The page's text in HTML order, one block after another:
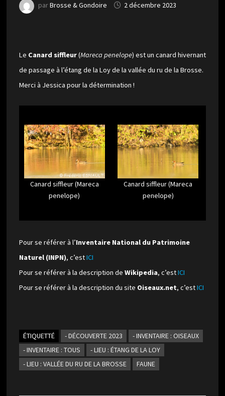
parBrosse & Gondoire 2 décembre 2023
Le Canard siffleur(Mareca penelope) est un canard hivernant
de passage à l’étang de la Loy de la vallée du ru de la Brosse.
Merci à Jessica pour la détermination !
Canard siffleur (Mareca
penelope)
Canard siffleur (Mareca
penelope)
Pour se référer à l’Inventaire National du Patrimoine
Naturel (INPN), c’estICI
Pour se référer à la description de Wikipedia, c’estICI
Pour se référer à la description du site Oiseaux.net, c’estICI
ÉTIQUETTÉ - DÉCOUVERTE 2023
- INVENTAIRE : OISEAUX
- INVENTAIRE : TOUS
- LIEU : ÉTANG DE LA LOY
- LIEU : VALLÉE DU RU DE LA BROSSE
FAUNE